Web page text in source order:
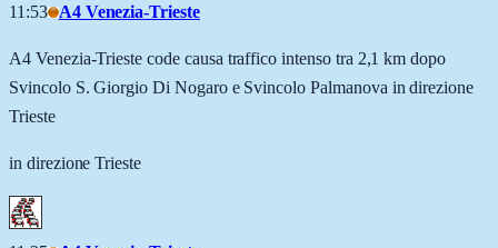
11:53 A4 Venezia-Trieste
A4 Venezia-Trieste code causa traffico intenso tra 2,1 km dopo
Svincolo S. Giorgio Di Nogaro e Svincolo Palmanova in direzione
Trieste
in direzione Trieste